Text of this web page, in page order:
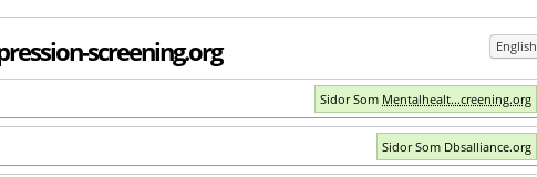
screening.org English
Sidor Som Mentalhealt...creening.org
Sidor Som Dbsalliance.org